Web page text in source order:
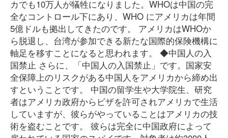
カでも10万人が犠牲になりました。WHOは中国の完
全なコントロール下にあり、WHO にアメリカは年間
5億ドルも拠出してきたのです。 アメリカはWHOか
ら脱退し、台湾が参加できる新たな国際的保険機構に
軸足を移すことになると思われます。 ◆中国人の入
国禁止 さらに、「中国人の入国禁止」です。国家安
全保障上のリスクがある中国人をアメリカから締め出
すということです。 中国の留学生や大学院生、研究
者はアメリカ政府からビザを許可されアメリカで生活
していますが、彼らがやっていることはアメリカの技
術を盗むことです。 彼らは完全に中国政府によって